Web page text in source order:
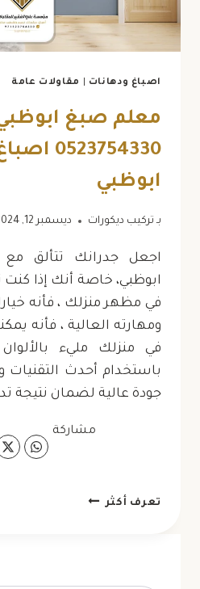
اصباغ ودهانات مقاولات عامة
معلم صبغ
ابوظبي
بـ تركيب ديكورات ديسمبر 12, 2024
اجعل جدرانك تتألق
ابوظبي، خاصة أنك إذا
في مظهر منزلك ، فأنه
ومهارته العالية ، فأنه
في منزلك مليء
باستخدام أحدث التقنيات
جودة عالية لضمان نتيجة
مشاركة
تعرف أكثر معلم